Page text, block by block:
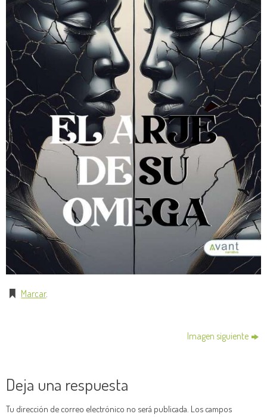
Marcar.
Imagen siguiente
Deja una respuesta
Tu dirección de correo electrónico no será publicada. Los campos